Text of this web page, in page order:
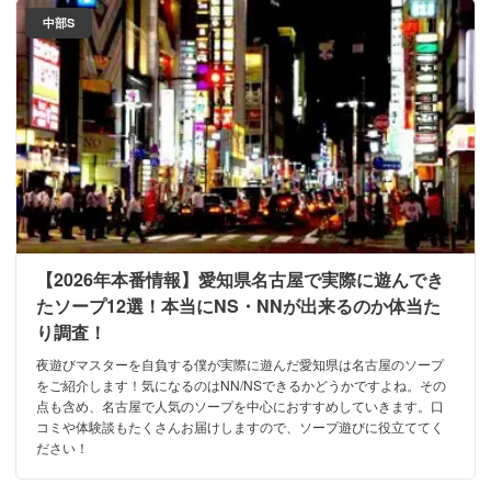
中部S
【2026年本番情報】愛知県名古屋で実際に遊んでき
たソープ12選！本当にNS・NNが出来るのか体当た
り調査！
夜遊びマスターを自負する僕が実際に遊んだ愛知県は名古屋のソープ
をご紹介します！気になるのはNN/NSできるかどうかですよね。その
点も含め、名古屋で人気のソープを中心におすすめしていきます。口
コミや体験談もたくさんお届けしますので、ソープ遊びに役立ててく
ださい！